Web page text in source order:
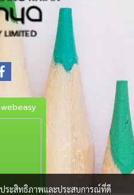
ประสิทธิภาพและประสบการณ์ที่ดี